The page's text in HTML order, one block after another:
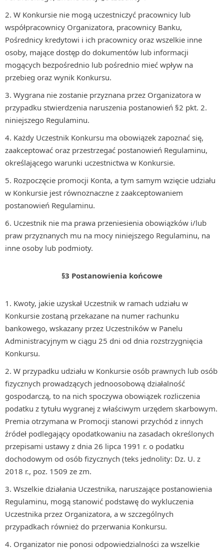
W Konkursie nie mogą uczestniczyć pracownicy lub
współpracownicy Organizatora, pracownicy Banku,
Pośrednicy kredytowi i ich pracownicy oraz wszelkie inne
osoby, mające dostęp do dokumentów lub informacji
mogących bezpośrednio lub pośrednio mieć wpływ na
przebieg oraz wynik Konkursu.
Wygrana nie zostanie przyznana przez Organizatora w
przypadku stwierdzenia naruszenia postanowień §2 pkt. 2.
niniejszego Regulaminu.
Każdy Uczestnik Konkursu ma obowiązek zapoznać się,
zaakceptować oraz przestrzegać postanowień Regulaminu,
określającego warunki uczestnictwa w Konkursie.
Rozpoczęcie promocji Konta, a tym samym wzięcie udziału
w Konkursie jest równoznaczne z zaakceptowaniem
postanowień Regulaminu.
Uczestnik nie ma prawa przeniesienia obowiązków i/lub
praw przyznanych mu na mocy niniejszego Regulaminu, na
inne osoby lub podmioty.
§3 Postanowienia końcowe
Kwoty, jakie uzyskał Uczestnik w ramach udziału w
Konkursie zostaną przekazane na numer rachunku
bankowego, wskazany przez Uczestników w Panelu
Administracyjnym w ciągu 25 dni od dnia rozstrzygnięcia
Konkursu.
W przypadku udziału w Konkursie osób prawnych lub osób
fizycznych prowadzących jednoosobową działalność
gospodarczą, to na nich spoczywa obowiązek rozliczenia
podatku z tytułu wygranej z właściwym urzędem skarbowym.
Premia otrzymana w Promocji stanowi przychód z innych
źródeł podlegający opodatkowaniu na zasadach określonych
przepisami ustawy z dnia 26 lipca 1991 r. o podatku
dochodowym od osób fizycznych (teks jednolity: Dz. U. z
2018 r., poz. 1509 ze zm.
Wszelkie działania Uczestnika, naruszające postanowienia
Regulaminu, mogą stanowić podstawę do wykluczenia
Uczestnika przez Organizatora, a w szczególnych
przypadkach również do przerwania Konkursu.
Organizator nie ponosi odpowiedzialności za wszelkie